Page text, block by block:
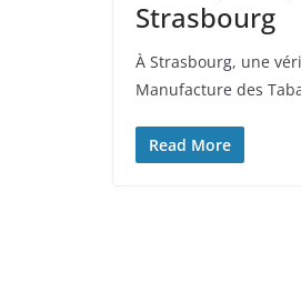
Strasbourg
À Strasbourg, une
Manufacture des
Read More